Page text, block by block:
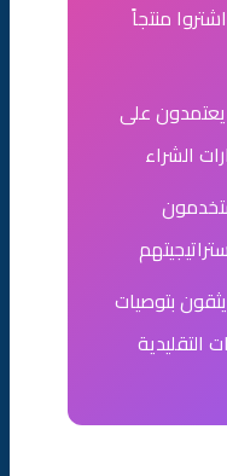
اشتروا منتجاً
يعتمدون على
الشراء
يثقون بتوصيات
التقليدية